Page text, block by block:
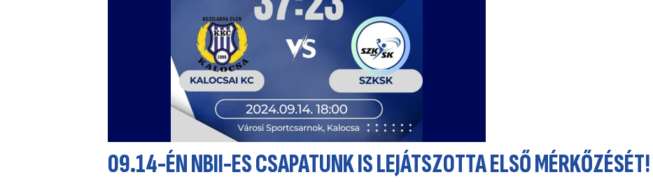
09.14-ÉN NBII-ES CSAPATUNK IS LEJÁTSZOTTA ELSŐ MÉRKŐZÉSÉT!